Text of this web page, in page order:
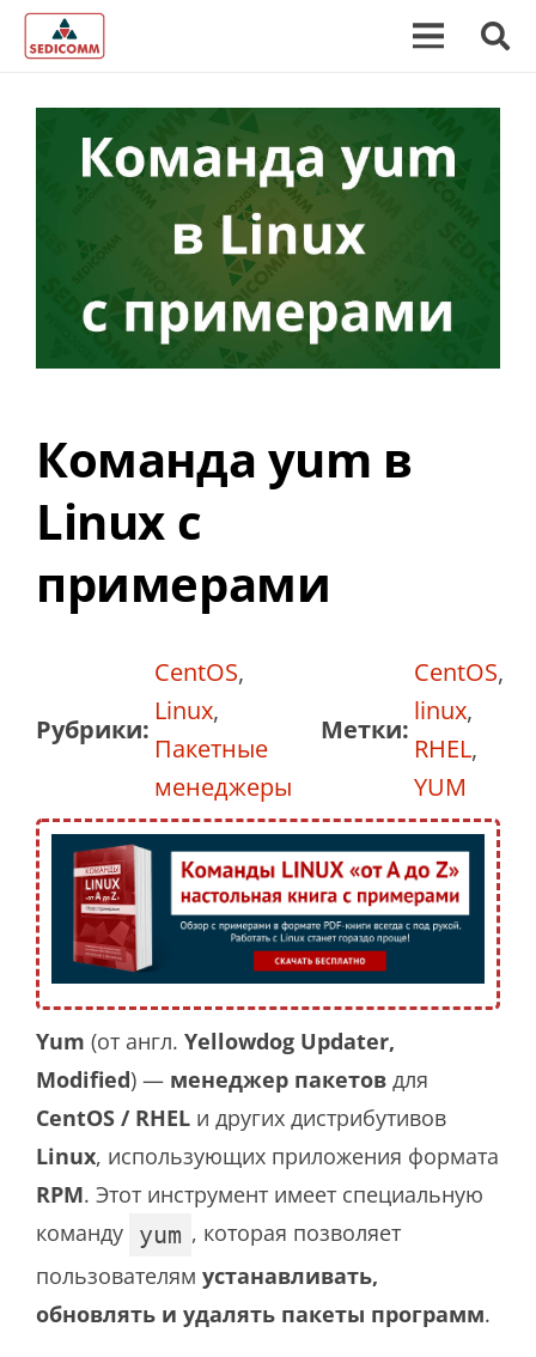
Команда yum в
Linux с
примерами
Рубрики:
CentOS,
Linux,
Пакетные
менеджеры
Метки:
CentOS,
linux,
RHEL,
YUM
Yum (от англ. Yellowdog Updater,
Modified) — менеджер пакетов для
CentOS / RHEL и других дистрибутивов
Linux, использующих приложения формата
RPM. Этот инструмент имеет специальную
команду yum , которая позволяет
пользователям устанавливать,
обновлять и удалять пакеты программ.